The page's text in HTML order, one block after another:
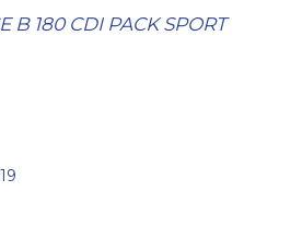
B 180 CDI PACK SPORT